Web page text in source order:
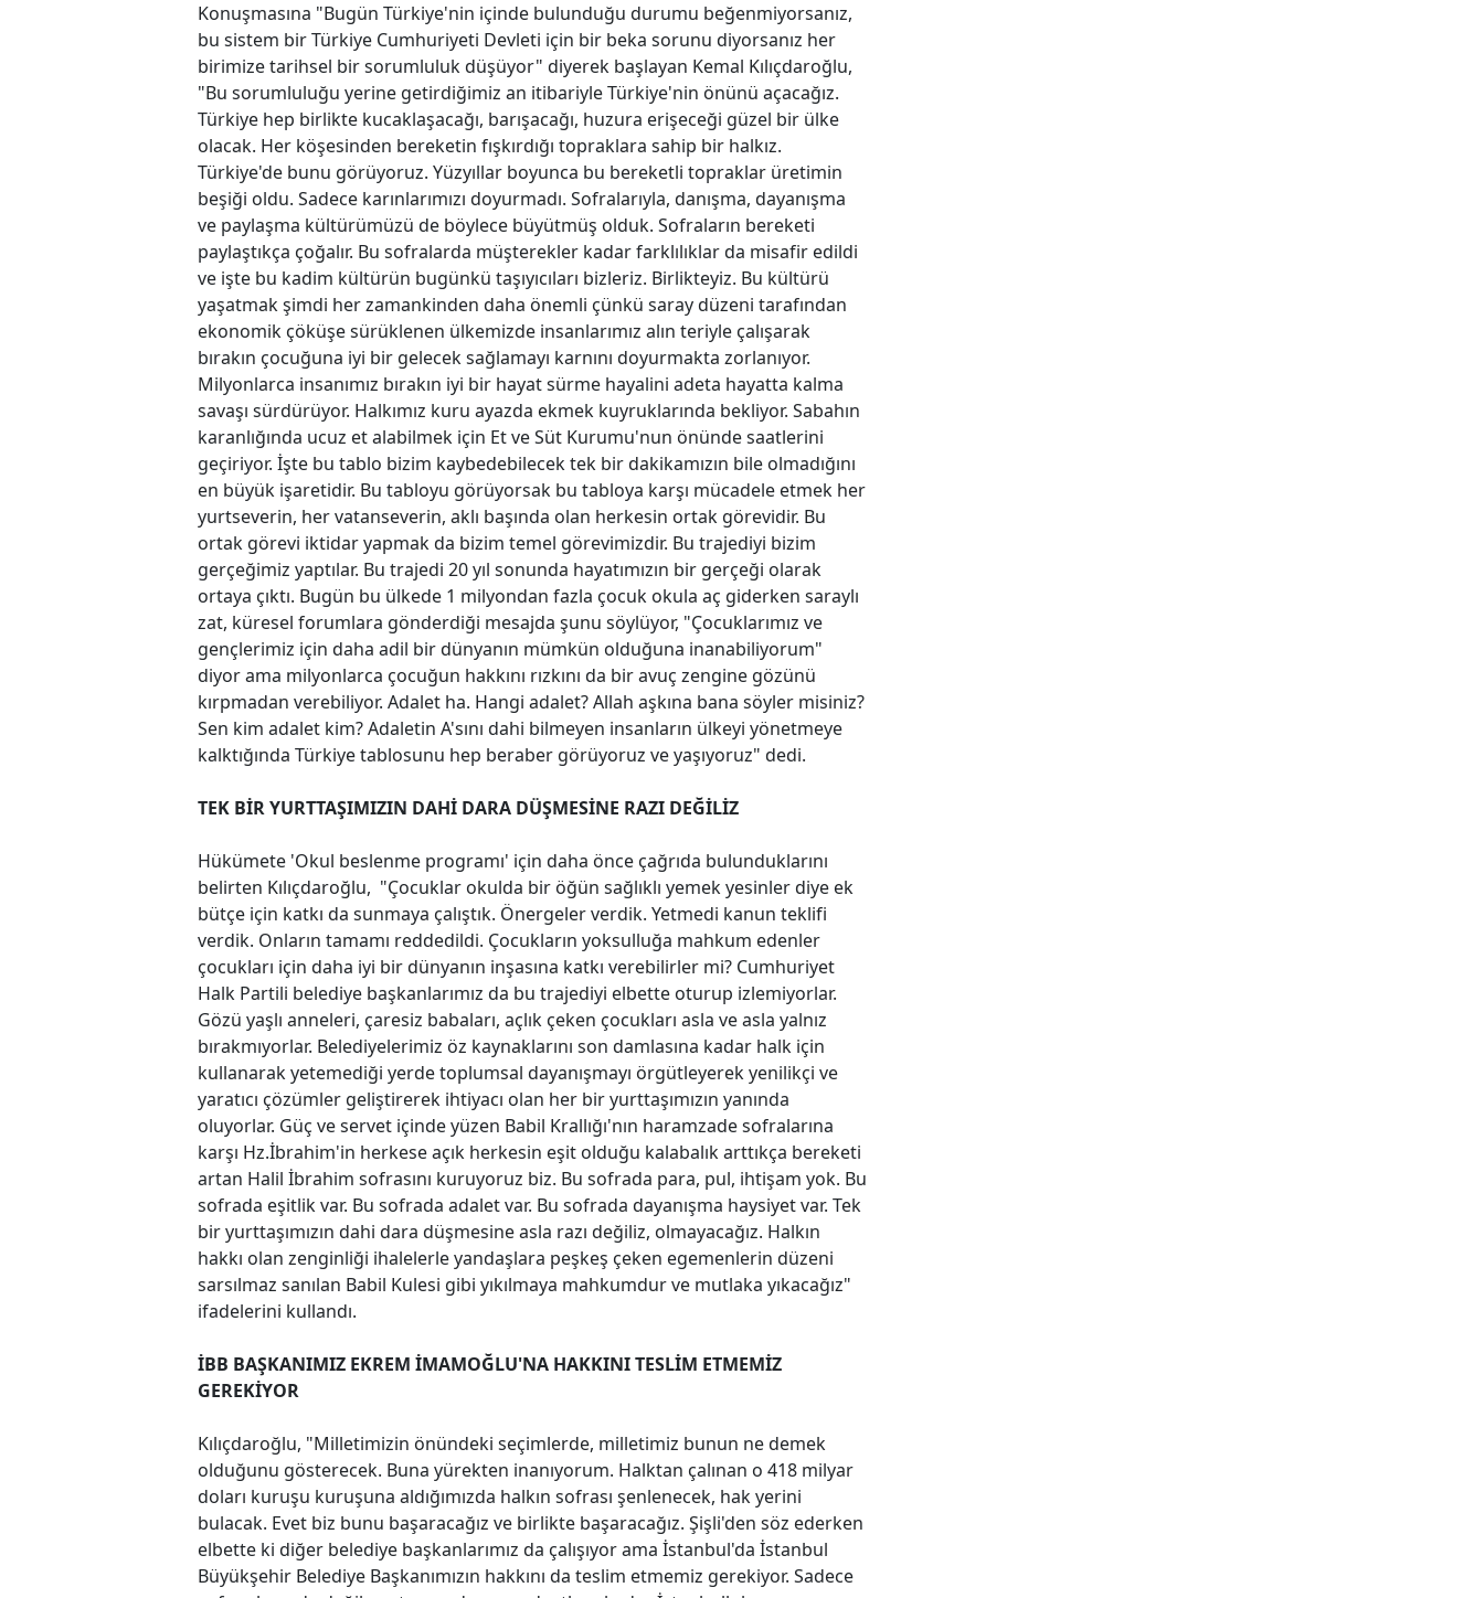
Konuşmasına "Bugün Türkiye'nin içinde bulunduğu durumu beğenmiyorsanız,
bu sistem bir Türkiye Cumhuriyeti Devleti için bir beka sorunu diyorsanız her
birimize tarihsel bir sorumluluk düşüyor" diyerek başlayan Kemal Kılıçdaroğlu,
"Bu sorumluluğu yerine getirdiğimiz an itibariyle Türkiye'nin önünü açacağız.
Türkiye hep birlikte kucaklaşacağı, barışacağı, huzura erişeceği güzel bir ülke
olacak. Her köşesinden bereketin fışkırdığı topraklara sahip bir halkız.
Türkiye'de bunu görüyoruz. Yüzyıllar boyunca bu bereketli topraklar üretimin
beşiği oldu. Sadece karınlarımızı doyurmadı. Sofralarıyla, danışma, dayanışma
ve paylaşma kültürümüzü de böylece büyütmüş olduk. Sofraların bereketi
paylaştıkça çoğalır. Bu sofralarda müşterekler kadar farklılıklar da misafir edildi
ve işte bu kadim kültürün bugünkü taşıyıcıları bizleriz. Birlikteyiz. Bu kültürü
yaşatmak şimdi her zamankinden daha önemli çünkü saray düzeni tarafından
ekonomik çöküşe sürüklenen ülkemizde insanlarımız alın teriyle çalışarak
bırakın çocuğuna iyi bir gelecek sağlamayı karnını doyurmakta zorlanıyor.
Milyonlarca insanımız bırakın iyi bir hayat sürme hayalini adeta hayatta kalma
savaşı sürdürüyor. Halkımız kuru ayazda ekmek kuyruklarında bekliyor. Sabahın
karanlığında ucuz et alabilmek için Et ve Süt Kurumu'nun önünde saatlerini
geçiriyor. İşte bu tablo bizim kaybedebilecek tek bir dakikamızın bile olmadığını
en büyük işaretidir. Bu tabloyu görüyorsak bu tabloya karşı mücadele etmek her
yurtseverin, her vatanseverin, aklı başında olan herkesin ortak görevidir. Bu
ortak görevi iktidar yapmak da bizim temel görevimizdir. Bu trajediyi bizim
gerçeğimiz yaptılar. Bu trajedi 20 yıl sonunda hayatımızın bir gerçeği olarak
ortaya çıktı. Bugün bu ülkede 1 milyondan fazla çocuk okula aç giderken saraylı
zat, küresel forumlara gönderdiği mesajda şunu söylüyor, "Çocuklarımız ve
gençlerimiz için daha adil bir dünyanın mümkün olduğuna inanabiliyorum"
diyor ama milyonlarca çocuğun hakkını rızkını da bir avuç zengine gözünü
kırpmadan verebiliyor. Adalet ha. Hangi adalet? Allah aşkına bana söyler misiniz?
Sen kim adalet kim? Adaletin A'sını dahi bilmeyen insanların ülkeyi yönetmeye
kalktığında Türkiye tablosunu hep beraber görüyoruz ve yaşıyoruz" dedi.
TEK BİR YURTTAŞIMIZIN DAHİ DARA DÜŞMESİNE RAZI DEĞİLİZ
Hükümete 'Okul beslenme programı' için daha önce çağrıda bulunduklarını
belirten Kılıçdaroğlu, "Çocuklar okulda bir öğün sağlıklı yemek yesinler diye ek
bütçe için katkı da sunmaya çalıştık. Önergeler verdik. Yetmedi kanun teklifi
verdik. Onların tamamı reddedildi. Çocukların yoksulluğa mahkum edenler
çocukları için daha iyi bir dünyanın inşasına katkı verebilirler mi? Cumhuriyet
Halk Partili belediye başkanlarımız da bu trajediyi elbette oturup izlemiyorlar.
Gözü yaşlı anneleri, çaresiz babaları, açlık çeken çocukları asla ve asla yalnız
bırakmıyorlar. Belediyelerimiz öz kaynaklarını son damlasına kadar halk için
kullanarak yetemediği yerde toplumsal dayanışmayı örgütleyerek yenilikçi ve
yaratıcı çözümler geliştirerek ihtiyacı olan her bir yurttaşımızın yanında
oluyorlar. Güç ve servet içinde yüzen Babil Krallığı'nın haramzade sofralarına
karşı Hz.İbrahim'in herkese açık herkesin eşit olduğu kalabalık arttıkça bereketi
artan Halil İbrahim sofrasını kuruyoruz biz. Bu sofrada para, pul, ihtişam yok. Bu
sofrada eşitlik var. Bu sofrada adalet var. Bu sofrada dayanışma haysiyet var. Tek
bir yurttaşımızın dahi dara düşmesine asla razı değiliz, olmayacağız. Halkın
hakkı olan zenginliği ihalelerle yandaşlara peşkeş çeken egemenlerin düzeni
sarsılmaz sanılan Babil Kulesi gibi yıkılmaya mahkumdur ve mutlaka yıkacağız"
ifadelerini kullandı.
İBB BAŞKANIMIZ EKREM İMAMOĞLU'NA HAKKINI TESLİM ETMEMİZ
GEREKİYOR
Kılıçdaroğlu, "Milletimizin önündeki seçimlerde, milletimiz bunun ne demek
olduğunu gösterecek. Buna yürekten inanıyorum. Halktan çalınan o 418 milyar
doları kuruşu kuruşuna aldığımızda halkın sofrası şenlenecek, hak yerini
bulacak. Evet biz bunu başaracağız ve birlikte başaracağız. Şişli'den söz ederken
elbette ki diğer belediye başkanlarımız da çalışıyor ama İstanbul'da İstanbul
Büyükşehir Belediye Başkanımızın hakkını da teslim etmemiz gerekiyor. Sadece